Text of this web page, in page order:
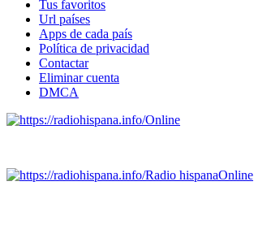
Tus favoritos
Url países
Apps de cada país
Política de privacidad
Contactar
Eliminar cuenta
DMCA
Online
Radio hispanaOnline